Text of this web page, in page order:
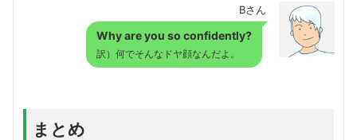
Bさん
Why are you so confidently?
訳）何でそんなドヤ顔なんだよ。
まとめ